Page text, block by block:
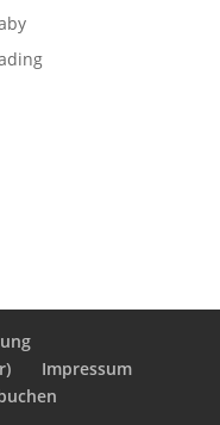
Impressum